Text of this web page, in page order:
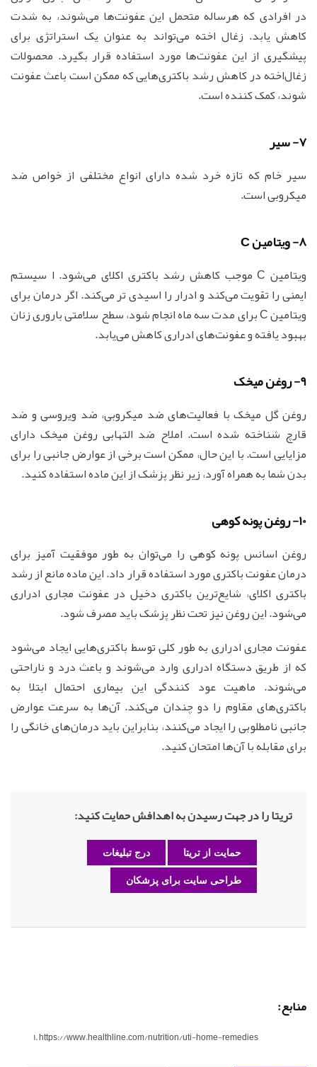
در افرادی که هرساله متحمل این عفونت‌ها می‌شوند، به شدت
کاهش یابد. زغال اخته می‌تواند به عنوان یک استراتژی برای
پیشگیری از این عفونت‌ها مورد استفاده قرار بگیرد. محصولات
زغال‌اخته در کاهش رشد باکتری‌هایی که ممکن است باعث عفونت
شوند، کمک کننده است.
7- سیر
سیر خام که تازه خرد شده دارای انواع مختلفی از خواص ضد
میکروبی است.
8- ویتامین C
ویتامین C موجب کاهش رشد باکتری اکلای می‌شود. ا سیستم
ایمنی را تقویت می‌کند و ادرار را اسیدی تر می‌کند. اگر درمان برای
ویتامین C برای مدت سه ماه انجام شود، سطح سلامتی باروری زنان
بهبود یافته و عفونت‌های ادراری کاهش می‌یابد.
9- روغن میخک
روغن گل میخک با فعالیت‌های ضد میکروبی، ضد ویروسی و ضد
قارچ شناخته شده است. املاح ضد التهابی روغن میخک دارای
مزایایی است. با این حال، ممکن است برخی از عوارض جانبی را برای
بدن شما به همراه آورد، زیر نظر پزشک از این ماده استفاده کنید.
10- روغن پونه کوهی
روغن اسانس پونه کوهی را می‌توان به طور موفقیت آمیز برای
درمان عفونت باکتری مورد استفاده قرار داد. این ماده مانع از رشد
باکتری اکلای، شایع‌ترین باکتری دخیل در عفونت مجاری ادراری
می‌شود. این روغن نیز تحت نظر پزشک باید مصرف شود.
عفونت مجاری ادراری به طور کلی توسط باکتری‌هایی ایجاد می‌شود
که از طریق دستگاه ادراری وارد می‌شوند و باعث درد و ناراحتی
می‌شوند. ماهیت عود کنندگی این بیماری احتمال ابتلا به
باکتری‌های مقاوم را دو چندان می‌کند. آن‌ها به سرعت عوارض
جانبی نامطلوبی را ایجاد می‌کنند، بنابراین باید درمان‌های خانگی را
برای مقابله با آن‌ها امتحان کنید.
تریتا را در جهت رسیدن به اهدافش حمایت کنید:
حمایت از تریتا درج تبلیغات
طراحی سایت برای پزشکان
منابع:
https://www.healthline.com/nutrition/uti-home-remedies